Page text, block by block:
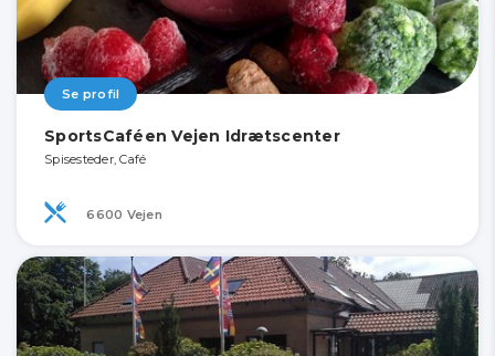
Se profil
SportsCaféen Vejen Idrætscenter
Spisesteder, Café
6600 Vejen